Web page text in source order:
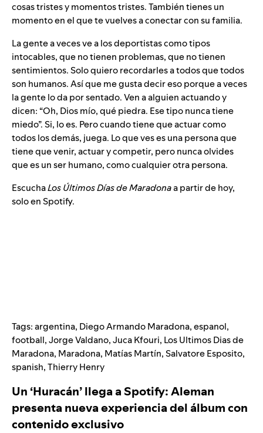
cosas tristes y momentos tristes. También tienes un
momento en el que te vuelves a conectar con su familia.
La gente a veces ve a los deportistas como tipos
intocables, que no tienen problemas, que no tienen
sentimientos. Solo quiero recordarles a todos que todos
son humanos. Así que me gusta decir eso porque a veces
la gente lo da por sentado. Ven a alguien actuando y
dicen: “Oh, Dios mío, qué piedra. Ese tipo nunca tiene
miedo”. Si, lo es. Pero cuando tiene que actuar como
todos los demás, juega. Lo que ves es una persona que
tiene que venir, actuar y competir, pero nunca olvides
que es un ser humano, como cualquier otra persona.
EscuchaLos Últimos Días de Maradonaa partir de hoy,
solo en Spotify.
Tags:argentina, Diego Armando Maradona,espanol,
football,Jorge Valdano,Juca Kfouri, Los Ultimos Dias de
Maradona, Maradona, Matías Martín,Salvatore Esposito,
spanish,Thierry Henry
Un ‘Huracán’ llega a Spotify: Aleman
presenta nueva experiencia del álbum con
contenido exclusivo